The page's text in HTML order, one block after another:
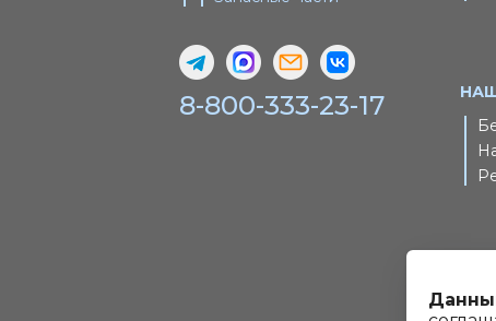
8-800-333-23-17